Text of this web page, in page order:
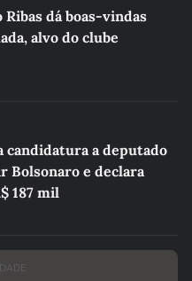
Ribas dá boas-vindas
alvo do clube
candidatura a deputado
Bolsonaro e declara
187 mil